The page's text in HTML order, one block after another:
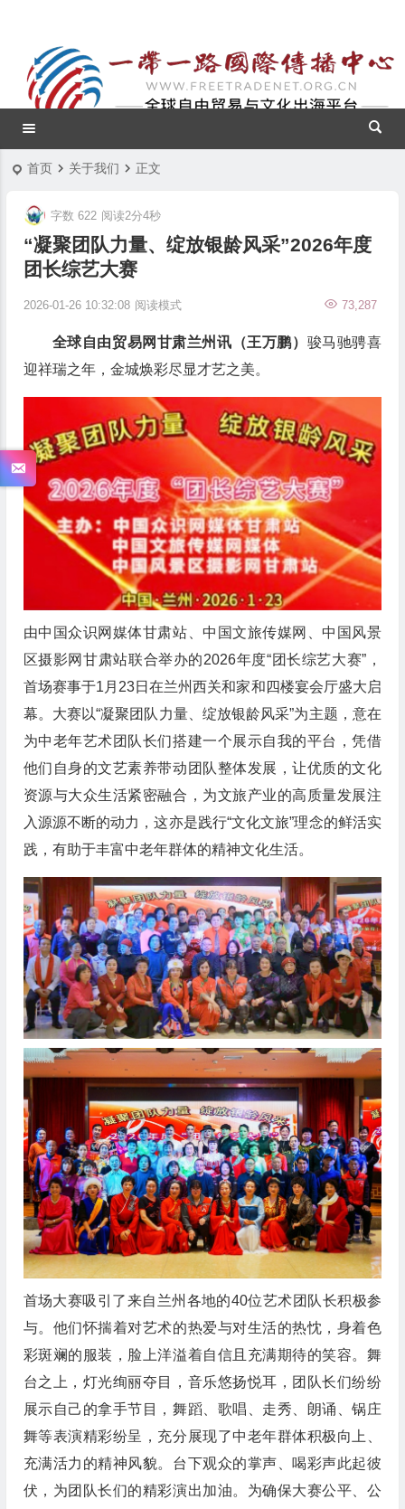
首页 关于我们 正文
“凝聚团队力量、绽放银龄风采”2026年度
团长综艺大赛
2026-01-26 10:32:08 73,287
字数 622 阅读2分4秒
阅读模式
全球自由贸易网甘肃兰州讯（王万鹏） 骏马驰骋喜
迎祥瑞之年，金城焕彩尽显才艺之美。
由中国众识网媒体甘肃站、中国文旅传媒网、中国风景
区摄影网甘肃站联合举办的2026年度“团长综艺大赛”，
首场赛事于1月23日在兰州西关和家和四楼宴会厅盛大启
幕。大赛以“凝聚团队力量、绽放银龄风采”为主题，意在
为中老年艺术团队长们搭建一个展示自我的平台，凭借
他们自身的文艺素养带动团队整体发展，让优质的文化
资源与大众生活紧密融合，为文旅产业的高质量发展注
入源源不断的动力，这亦是践行“文化文旅”理念的鲜活实
践，有助于丰富中老年群体的精神文化生活。
首场大赛吸引了来自兰州各地的40位艺术团队长积极参
与。他们怀揣着对艺术的热爱与对生活的热忱，身着色
彩斑斓的服装，脸上洋溢着自信且充满期待的笑容。舞
台之上，灯光绚丽夺目，音乐悠扬悦耳，团队长们纷纷
展示自己的拿手节目，舞蹈、歌唱、走秀、朗诵、锅庄
舞等表演精彩纷呈，充分展现了中老年群体积极向上、
充满活力的精神风貌。台下观众的掌声、喝彩声此起彼
伏，为团队长们的精彩演出加油。为确保大赛公平、公